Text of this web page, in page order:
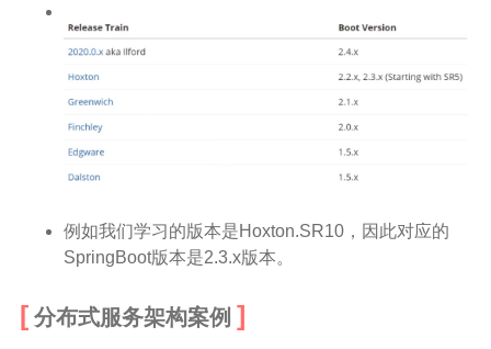
例如我们学习的版本是Hoxton.SR10，因此对应的
SpringBoot版本是2.3.x版本。
分布式服务架构案例